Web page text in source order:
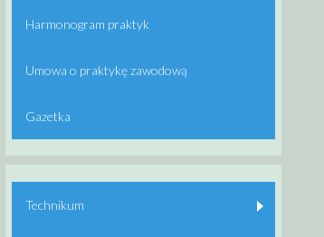
Harmonogram praktyk
Umowa o praktykę zawodową
Gazetka
Technikum